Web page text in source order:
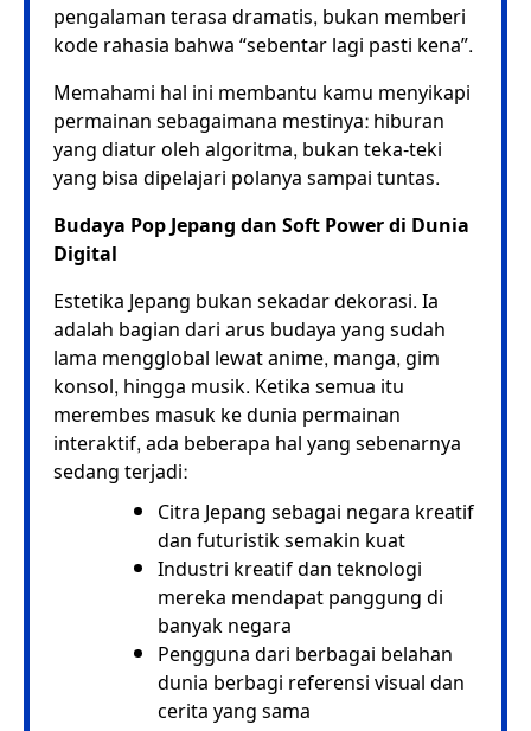
pengalaman terasa dramatis, bukan memberi
kode rahasia bahwa “sebentar lagi pasti kena”.
Memahami hal ini membantu kamu menyikapi
permainan sebagaimana mestinya: hiburan
yang diatur oleh algoritma, bukan teka-teki
yang bisa dipelajari polanya sampai tuntas.
Budaya Pop Jepang dan Soft Power di Dunia
Digital
Estetika Jepang bukan sekadar dekorasi. Ia
adalah bagian dari arus budaya yang sudah
lama mengglobal lewat anime, manga, gim
konsol, hingga musik. Ketika semua itu
merembes masuk ke dunia permainan
interaktif, ada beberapa hal yang sebenarnya
sedang terjadi:
Citra Jepang sebagai negara kreatif
dan futuristik semakin kuat
Industri kreatif dan teknologi
mereka mendapat panggung di
banyak negara
Pengguna dari berbagai belahan
dunia berbagi referensi visual dan
cerita yang sama